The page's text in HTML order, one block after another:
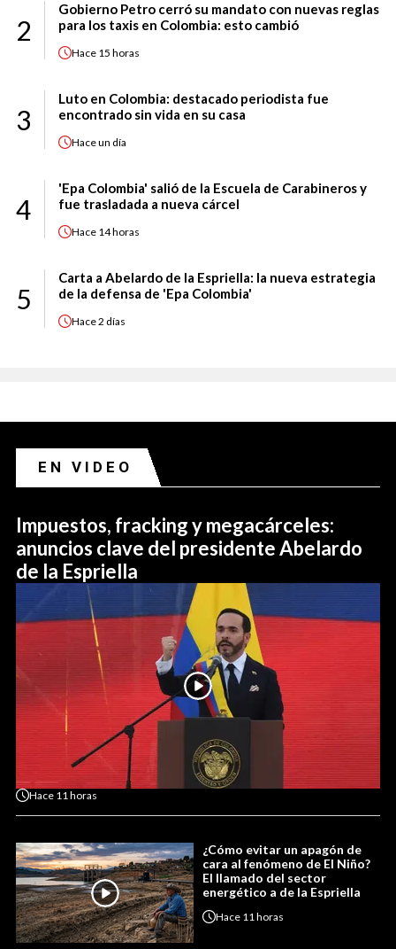
2
Gobierno Petro cerró su mandato con nuevas reglas
para los taxis en Colombia: esto cambió
Hace 15 horas
3
Luto en Colombia: destacado periodista fue
encontrado sin vida en su casa
Haceun día
4
'Epa Colombia' salió de la Escuela de Carabineros y
fue trasladada a nueva cárcel
Hace 14 horas
5
Carta a Abelardo de la Espriella: la nueva estrategia
de la defensa de 'Epa Colombia'
Hace2 días
EN VIDEO
Impuestos, fracking y megacárceles:
anuncios clave del presidente Abelardo
de la Espriella
Hace 11 horas
¿Cómo evitar un apagón de
cara al fenómeno de El Niño?
El llamado del sector
energético a de la Espriella
Hace 11 horas